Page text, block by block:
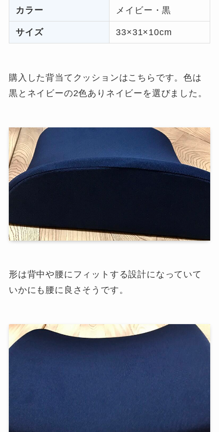
カラー メイビー・黒
サイズ 33×31×10cm
購入した背当てクッションはこちらです。色は
黒とネイビーの2色ありネイビーを選びました。
形は背中や腰にフィットする設計になっていて
いかにも腰に良さそうです。